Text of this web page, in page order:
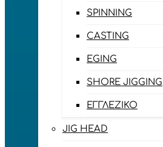
SPINNING
CASTING
EGING
SHORE JIGGING
ΕΓΓΛΈΖΙΚΟ
JIG HEAD